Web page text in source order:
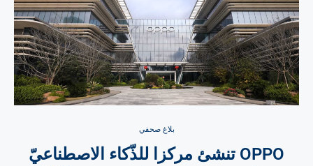
بلاغ صحفي
OPPO تنشئ مركزا للذّكاء الاصطناعيّ